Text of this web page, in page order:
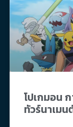
โปเกมอน
ทัวร์นาเมน